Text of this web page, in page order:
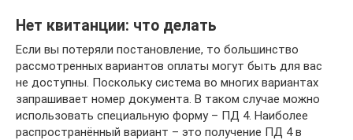
Нет квитанции: что делать
Если вы потеряли постановление, то большинство
рассмотренных вариантов оплаты могут быть для вас
не доступны. Поскольку система во многих вариантах
запрашивает номер документа. В таком случае можно
использовать специальную форму – ПД 4. Наиболее
распространённый вариант – это получение ПД 4 в